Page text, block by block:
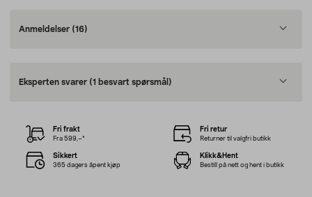
Anmeldelser (16)
Eksperten svarer (1 besvart spørsmål)
Fri frakt
Fra 599,–*
Fri retur
Returner til valgfri butikk
Sikkert
365 dagers åpent kjøp
Klikk&Hent
Bestill på nett og hent i butikk